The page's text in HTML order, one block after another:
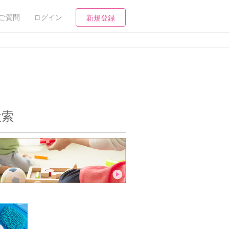
質問 ログイン 新規登録